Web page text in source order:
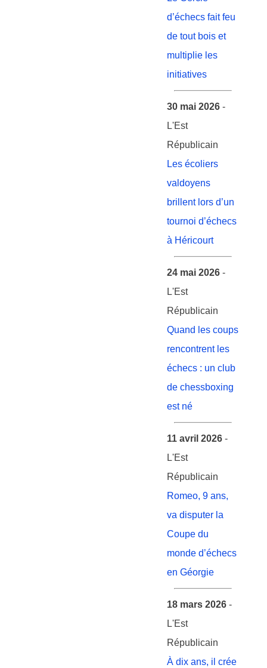
d’échecs fait feu
de tout bois et
multiplie les
initiatives
30 mai 2026 -
L'Est
Républicain
Les écoliers
valdoyens
brillent lors d’un
tournoi d’échecs
à Héricourt
24 mai 2026 -
L'Est
Républicain
Quand les coups
rencontrent les
échecs : un club
de chessboxing
est né
11 avril 2026 -
L'Est
Républicain
Romeo, 9 ans,
va disputer la
Coupe du
monde d’échecs
en Géorgie
18 mars 2026 -
L'Est
Républicain
À dix ans, il crée